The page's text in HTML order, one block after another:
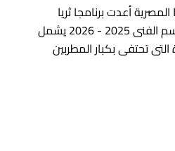
المصرية أعدت برنامجا ثريا
للموسيقى العربية خلال الموسم الفنى 2025 - 2026 يشمل
تحتفى بكبار المطربين